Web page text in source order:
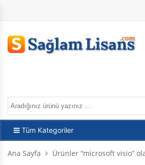
Tüm Kategoriler
Ana Sayfa
Ürünler “microsoft visio”